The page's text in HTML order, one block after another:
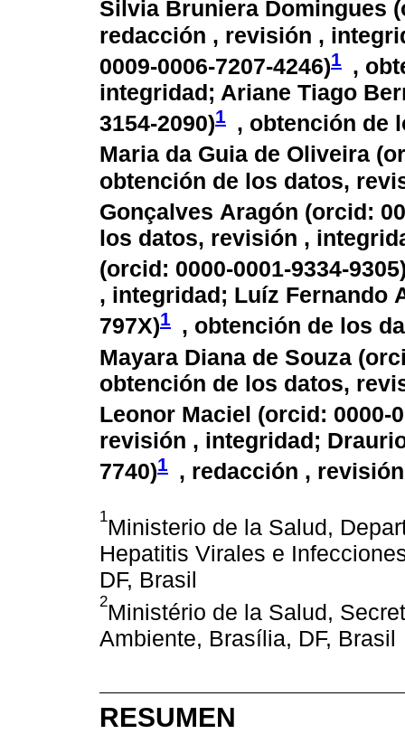
Silvia Bruniera Domingues (
redacción , revisión ,
0009-0006-7207-4246)1 ,
integridad; Ariane Tiago
3154-2090)1 , obtención de
Maria da Guia de Oliveira (
obtención de los datos,
Gonçalves Aragón (orcid:
los datos, revisión ,
(orcid: 0000-0001-9334-9305
, integridad; Luíz Fernando
797X)1 , obtención de los
Mayara Diana de Souza (
obtención de los datos,
Leonor Maciel (orcid: 0000-
revisión , integridad;
7740)1 , redacción ,
1Ministerio de la Salud,
Hepatitis Virales e
DF, Brasil
2Ministério de la Salud,
Ambiente, Brasília, DF, Brasil
RESUMEN